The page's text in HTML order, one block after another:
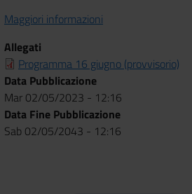
Maggiori informazioni
Allegati
Programma 16 giugno (provvisorio)
Data Pubblicazione
Mar 02/05/2023 - 12:16
Data Fine Pubblicazione
Sab 02/05/2043 - 12:16